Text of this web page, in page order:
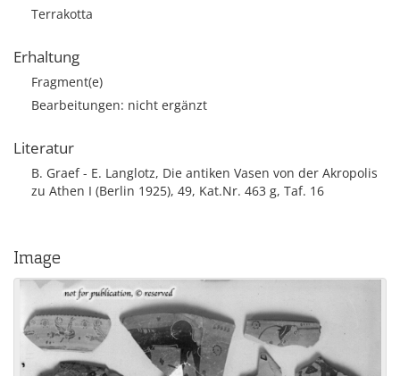
Terrakotta
Erhaltung
Fragment(e)
Bearbeitungen: nicht ergänzt
Literatur
B. Graef - E. Langlotz, Die antiken Vasen von der Akropolis
zu Athen I (Berlin 1925), 49, Kat.Nr. 463 g, Taf. 16
Image